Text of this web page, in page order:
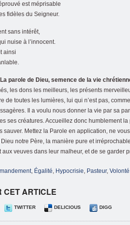
est méprisable
fidèles du Seigneur.
sans intérêt,
nuise à l’innocent.
ainsi
parole de Dieu, semence de la vie
les dons les meilleurs, les présents
de toutes les lumières, lui qui n’est pas,
Il a voulu nous donner la vie par sa
ses créatures. Accueillez donc humblement
sauver. Mettez la Parole en application, ne
notre Père, la manière pure et
aux veuves dans leur malheur, et de se garder
, Égalité, Hypocrisie, Pasteur,
CET ARTICLE
TWITTER DELICIOUS DIGG